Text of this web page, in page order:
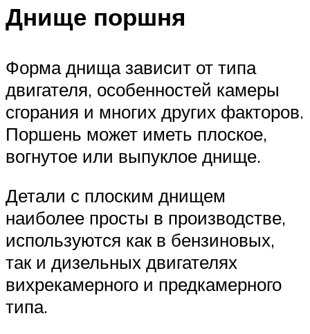
Днище поршня
Форма днища зависит от типа
двигателя, особенностей камеры
сгорания и многих других факторов.
Поршень может иметь плоское,
вогнутое или выпуклое днище.
Детали с плоским днищем
наиболее просты в производстве,
используются как в бензиновых,
так и дизельных двигателях
вихрекамерного и предкамерного
типа.